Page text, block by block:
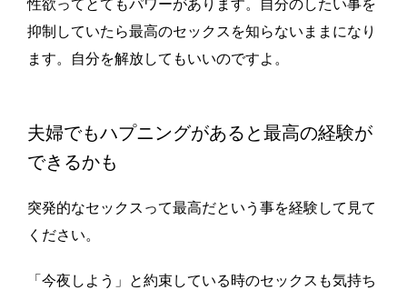
性欲ってとてもパワーがあります。自分のしたい事を
抑制していたら最高のセックスを知らないままになり
ます。自分を解放してもいいのですよ。
夫婦でもハプニングがあると最高の経験が
できるかも
突発的なセックスって最高だという事を経験して見て
ください。
「今夜しよう」と約束している時のセックスも気持ち